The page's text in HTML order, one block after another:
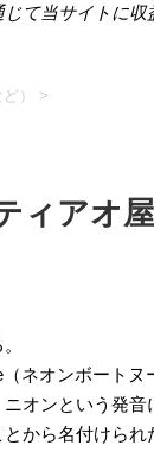
て当サイトに
） >
ィアオ
ネオンボートヌ
オンという発音
から名付けら